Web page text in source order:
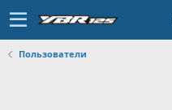
Пользователи